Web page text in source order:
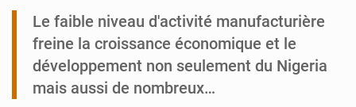
Tibiri : le dialogue, nouveau terrain de jeu pour la paix
Le faible niveau d'activité manufacturière
freine la croissance économique et le
développement non seulement du Nigeria
mais aussi de nombreux…